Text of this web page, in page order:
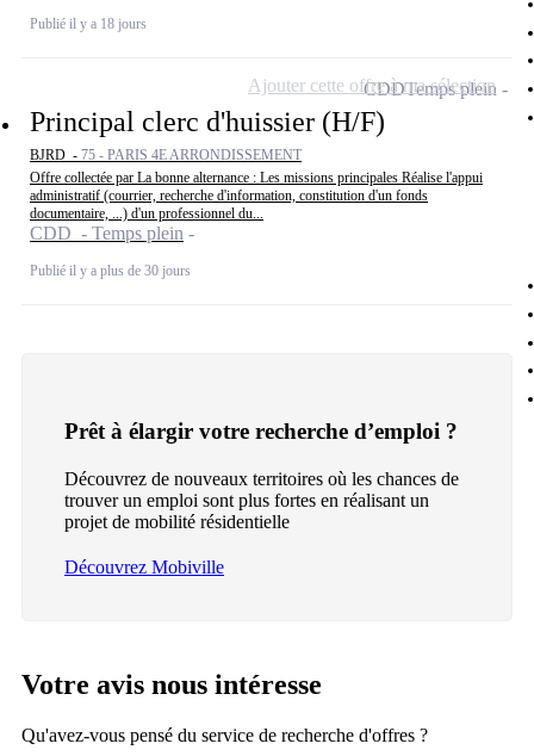
Publié il y a 18 jours
Principal clerc d'huissier (H/F)
BJRD - 75 - PARIS 4E ARRONDISSEMENT
Offre collectée par La bonne alternance : Les missions principales Réalise l'appui
administratif (courrier, recherche d'information, constitution d'un fonds
documentaire, ...) d'un professionnel du...
CDD - Temps plein
Publié il y a plus de 30 jours
CDDTemps plein
Ajouter cette offre à ma sélection
Prêt à élargir votre recherche d’emploi ?
Découvrez de nouveaux territoires où les chances de
trouver un emploi sont plus fortes en réalisant un
projet de mobilité résidentielle
Découvrez Mobiville
Votre avis nous intéresse
Qu'avez-vous pensé du service de recherche d'offres ?